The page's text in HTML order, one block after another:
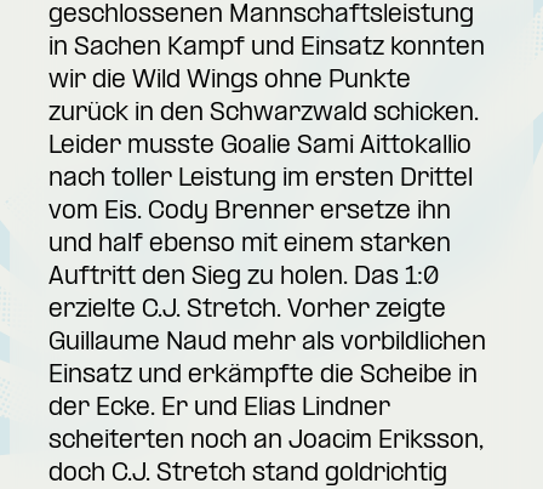
geschlossenen Mannschaftsleistung
in Sachen Kampf und Einsatz konnten
wir die Wild Wings ohne Punkte
zurück in den Schwarzwald schicken.
Leider musste Goalie Sami Aittokallio
nach toller Leistung im ersten Drittel
vom Eis. Cody Brenner ersetze ihn
und half ebenso mit einem starken
Auftritt den Sieg zu holen. Das 1:0
erzielte C.J. Stretch. Vorher zeigte
Guillaume Naud mehr als vorbildlichen
Einsatz und erkämpfte die Scheibe in
der Ecke. Er und Elias Lindner
scheiterten noch an Joacim Eriksson,
doch C.J. Stretch stand goldrichtig